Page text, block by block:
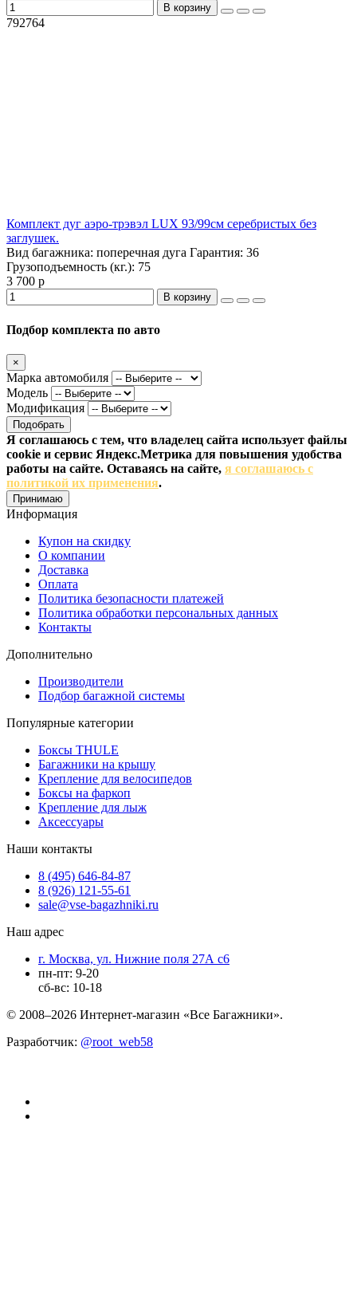
В корзину
792764
Комплект дуг аэро-трэвэл LUX 93/99см серебристых без
заглушек.
Вид багажника: поперечная дуга Гарантия: 36
Грузоподъемность (кг.): 75
3 700 р
В корзину
Подбор комплекта по авто
×
Марка автомобиля
Модель
Модификация
Подобрать
Я соглашаюсь с тем, что владелец сайта использует файлы
cookie и сервис Яндекс.Метрика для повышения удобства
работы на сайте. Оставаясь на сайте, я соглашаюсь с
политикой их применения.
Принимаю
Информация
Купон на скидку
О компании
Доставка
Оплата
Политика безопасности платежей
Политика обработки персональных данных
Контакты
Дополнительно
Производители
Подбор багажной системы
Популярные категории
Боксы THULE
Багажники на крышу
Крепление для велосипедов
Боксы на фаркоп
Крепление для лыж
Аксессуары
Наши контакты
8 (495) 646-84-87
8 (926) 121-55-61
sale@vse-bagazhniki.ru
Наш адрес
г. Москва, ул. Нижние поля 27А с6
пн-пт: 9-20
сб-вс: 10-18
© 2008–2026 Интернет-магазин «Все Багажники».
Разработчик: @root_web58